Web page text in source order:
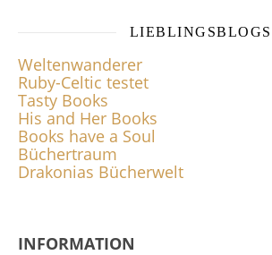
LIEBLINGSBLOGS
Weltenwanderer
Ruby-Celtic testet
Tasty Books
His and Her Books
Books have a Soul
Büchertraum
Drakonias Bücherwelt
INFORMATION